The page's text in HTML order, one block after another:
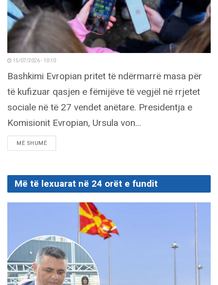
15/07/2026 - 10:10
Bashkimi Evropian pritet të ndërmarrë masa për
të kufizuar qasjen e fëmijëve të vegjël në rrjetet
sociale në të 27 vendet anëtare. Presidentja e
Komisionit Evropian, Ursula von...
MË SHUMËDETAILS
Më të lexuarat në 24 orët e fundit